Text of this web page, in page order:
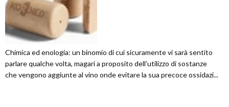
Chimica ed enologia: un binomio di cui sicuramente vi sarà sentito
parlare qualche volta, magari a proposito dell’utilizzo di sostanze
che vengono aggiunte al vino onde evitare la sua precoce ossidazi...